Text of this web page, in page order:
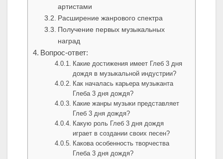
артистами
Расширение жанрового спектра
Получение первых музыкальных
наград
Вопрос-ответ:
Какие достижения имеет Глеб 3 дня
дождя в музыкальной индустрии?
Как началась карьера музыканта
Глеба 3 дня дождя?
Какие жанры музыки представляет
Глеб 3 дня дождя?
Какую роль Глеб 3 дня дождя
играет в создании своих песен?
Какова особенность творчества
Глеба 3 дня дождя?